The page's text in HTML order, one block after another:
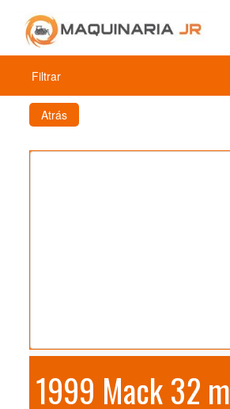
Filtrar
Atrás
1999 Mack 32 m